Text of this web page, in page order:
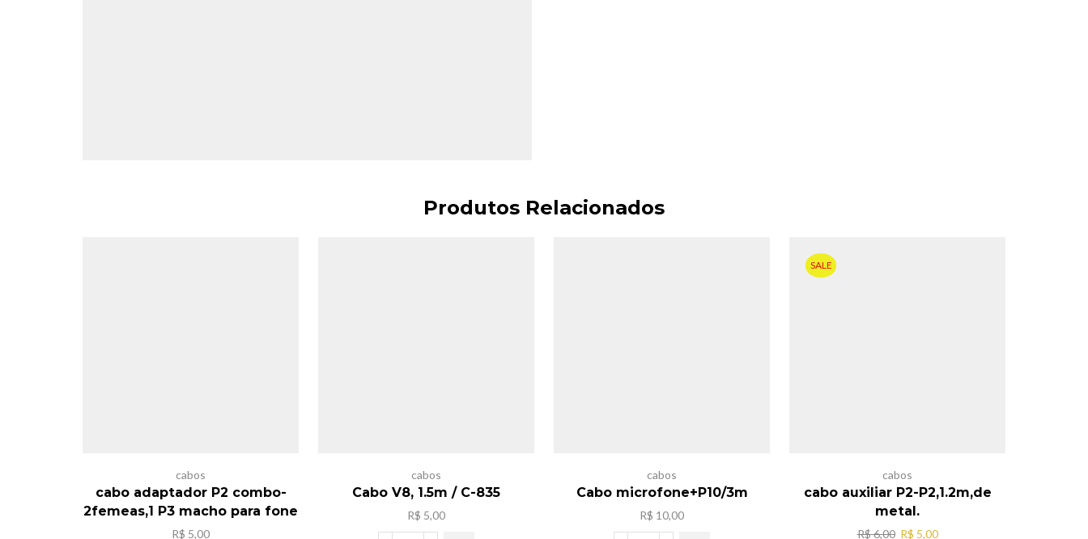
Produtos Relacionados
cabos
cabo adaptador P2 combo-
2femeas,1 P3 macho para fone
R$ 5,00
cabos
Cabo V8, 1.5m / C-835
R$ 5,00
cabos
Cabo microfone+P10/3m
R$ 10,00
SALE
cabos
cabo auxiliar P2-P2,1.2m,de
metal.
R$6,00 O
R$ 5,00O